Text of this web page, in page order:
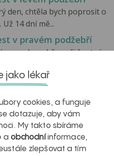
den, chtěla bych poprosit o
Už 14 dní mě...
v pravém podžebří
o radu - občas při špatném
v L podžebří
krevní odběr...
jako lékař
cookies, a funguje
dotazuje, aby vám
My takto sbíráme
a obchodníinformace,
zlepšovat a tím